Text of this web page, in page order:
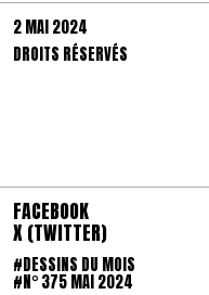
2 MAI 2024
DROITS RÉSERVÉS
FACEBOOK
X (TWITTER)
#DESSINS DU MOIS
#N° 375 MAI 2024